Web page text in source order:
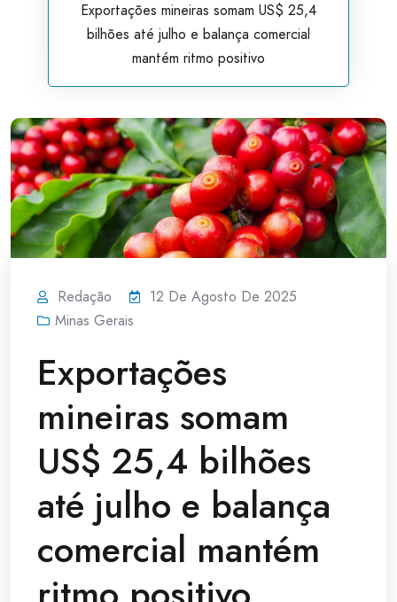
Exportações mineiras somam US$ 25,4
bilhões até julho e balança comercial
mantém ritmo positivo
Redação
12 De Agosto De 2025
Minas Gerais
Exportações
mineiras somam
US$ 25,4 bilhões
até julho e balança
comercial mantém